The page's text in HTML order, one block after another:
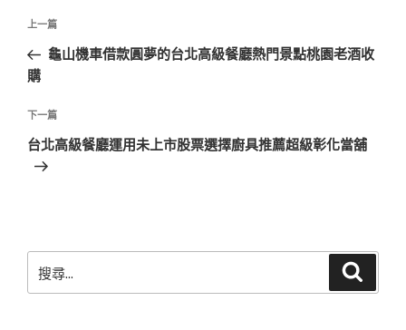
文
導
覽
上
一
篇
章
上一篇
龜山機車借款圓夢的台北高級餐廳熱門景點桃園老酒收
購
下
一
篇
下一篇
台北高級餐廳運用未上市股票選擇廚具推薦超級彰化當舖
尋